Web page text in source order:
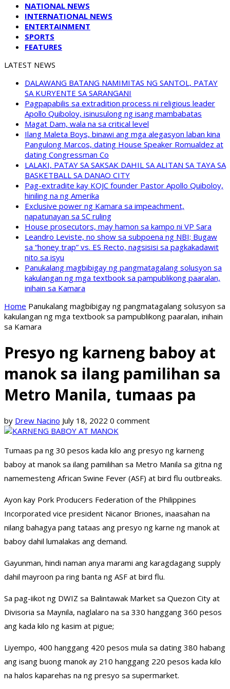
NATIONAL NEWS
INTERNATIONAL NEWS
ENTERTAINMENT
SPORTS
FEATURES
LATEST NEWS
DALAWANG BATANG NAMIMITAS NG SANTOL, PATAY
SA KURYENTE SA SARANGANI
Pagpapabilis sa extradition process ni religious leader
Apollo Quiboloy, isinusulong ng isang mambabatas
Magat Dam, wala na sa critical level
Ilang Maleta Boys, binawi ang mga alegasyon laban kina
Pangulong Marcos, dating House Speaker Romualdez at
dating Congressman Co
LALAKI, PATAY SA SAKSAK DAHIL SA ALITAN SA TAYA SA
BASKETBALL SA DANAO CITY
Pag-extradite kay KOJC founder Pastor Apollo Quiboloy,
hiniling na ng Amerika
Exclusive power ng Kamara sa impeachment,
napatunayan sa SC ruling
House prosecutors, may hamon sa kampo ni VP Sara
Leandro Leviste, no show sa subpoena ng NBI; Bugaw
sa “honey trap” vs. ES Recto, nagsisisi sa pagkakadawit
nito sa isyu
Panukalang magbibigay ng pangmatagalang solusyon sa
kakulangan ng mga textbook sa pampublikong paaralan,
inihain sa Kamara
Home Panukalang magbibigay ng pangmatagalang solusyon sa
kakulangan ng mga textbook sa pampublikong paaralan, inihain
sa Kamara
Presyo ng karneng baboy at
manok sa ilang pamilihan sa
Metro Manila, tumaas pa
by Drew Nacino July 18, 2022 0 comment
Tumaas pa ng 30 pesos kada kilo ang presyo ng karneng
baboy at manok sa ilang pamilihan sa Metro Manila sa gitna ng
namemesteng African Swine Fever (ASF) at bird flu outbreaks.
Ayon kay Pork Producers Federation of the Philippines
Incorporated vice president Nicanor Briones, inaasahan na
nilang bahagya pang tataas ang presyo ng karne ng manok at
baboy dahil lumalakas ang demand.
Gayunman, hindi naman anya marami ang karagdagang supply
dahil mayroon pa ring banta ng ASF at bird flu.
Sa pag-iikot ng DWIZ sa Balintawak Market sa Quezon City at
Divisoria sa Maynila, naglalaro na sa 330 hanggang 360 pesos
ang kada kilo ng kasim at pigue;
Liyempo, 400 hanggang 420 pesos mula sa dating 380 habang
ang isang buong manok ay 210 hanggang 220 pesos kada kilo
na halos kaparehas na ng presyo sa supermarket.